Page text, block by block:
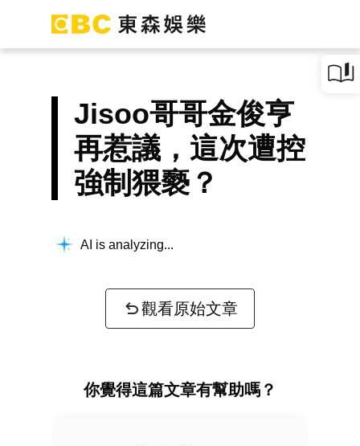
Jisoo哥哥金俊亨
再惹議，這次遭控
強制猥褻？
AI is analyzing...
觀看原始文章
你覺得這篇文章有幫助嗎？